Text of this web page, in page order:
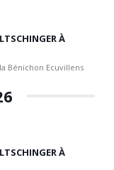
À
Bénichon Ecuvillens
À